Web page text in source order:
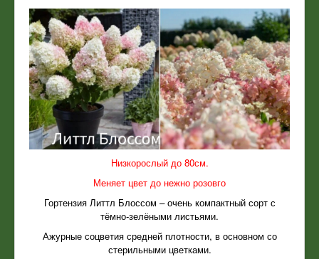
Низкорослый до 80см.
Меняет цвет до нежно розовго
Гортензия Литтл Блоссом – очень компактный сорт с
тёмно-зелёными листьями.
Ажурные соцветия средней плотности, в основном со
стерильными цветками.